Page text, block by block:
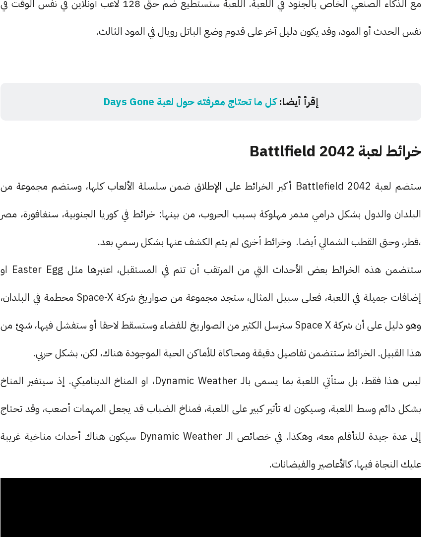
مع الذكاء الصنعي الخاص بالجنود في اللعبة. اللعبة ستستطيع ضم حتى 128 لاعب أونلاين في نفس الوقت في
نفس الحدث أو المود، وقد يكون دليل آخر على قدوم وضع الباتل رويال في المود الثالث.
إقرأ أيضا:كل ما تحتاج معرفته حول لعبة Days Gone
خرائط لعبة Battlfield 2042
ستضم لعبة Battlefield 2042 أكبر الخرائط على الإطلاق ضمن سلسلة الألعاب كلها، وستضم مجموعة من
البلدان والدول بشكل درامي مدمر مهلوكة بسبب الحروب، من بينها: خرائط في كوريا الجنوبية، سنغافورة، مصر
،قطر، وحتى القطب الشمالي أيضا. وخرائط أخرى لم يتم الكشف عنها بشكل رسمي بعد.
ستتضمن هذه الخرائط بعض الأحداث التي من المرتقب أن تتم في المستقبل، اعتبرها مثل Easter Egg او
إضافات جميلة في اللعبة، فعلى سبيل المثال، ستجد مجموعة من صواريخ شركة Space-X محطمة في البلدان،
وهو دليل على أن شركة Space X سترسل الكثير من الصواريخ للفضاء وستسقط لاحقا أو ستفشل فيها، شيئ من
هذا القبيل. الخرائط ستتضمن تفاصيل دقيقة ومحاكاة للأماكن الحية الموجودة هناك، لكن، بشكل حربي.
ليس هذا فقط، بل ستأتي اللعبة بما يسمى بالـ Dynamic Weather، او المناخ الديناميكي. إذ سيتغير المناخ
بشكل دائم وسط اللعبة، وسيكون له تأثير كبير على اللعبة، فمناخ الضباب قد يجعل المهمات أصعب، وقد تحتاج
إلى عدة جيدة للتأقلم معه، وهكذا. في خصائص الـ Dynamic Weather سيكون هناك أحداث مناخية غريبة
عليك النجاة فيها، كالأعاصير والفيضانات.